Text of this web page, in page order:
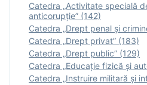
Catedra „Activitate specială
anticorupție” (142)
Catedra „Drept penal și
Catedra „Drept privat” (183)
Catedra „Drept public” (129)
Catedra „Educație fizică şi
Catedra „Instruire militară şi